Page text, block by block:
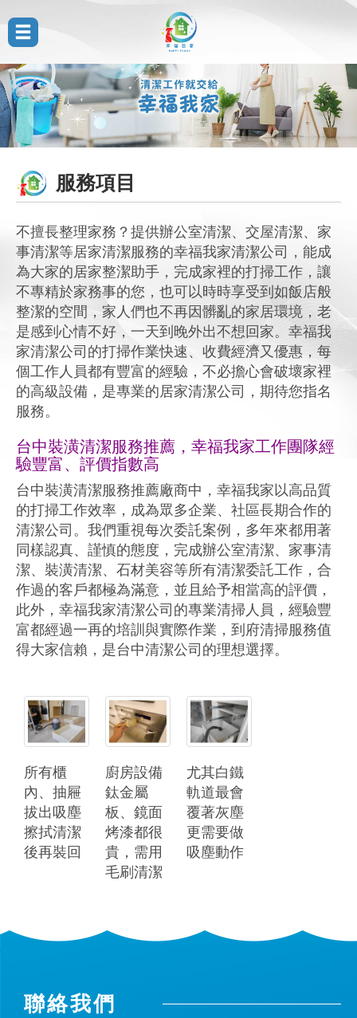
服務項目
不擅長整理家務？提供辦公室清潔、交屋清潔、家
事清潔等居家清潔服務的幸福我家清潔公司，能成
為大家的居家整潔助手，完成家裡的打掃工作，讓
不專精於家務事的您，也可以時時享受到如飯店般
整潔的空間，家人們也不再因髒亂的家居環境，老
是感到心情不好，一天到晚外出不想回家。幸福我
家清潔公司的打掃作業快速、收費經濟又優惠，每
個工作人員都有豐富的經驗，不必擔心會破壞家裡
的高級設備，是專業的居家清潔公司，期待您指名
服務。
台中裝潢清潔服務推薦，幸福我家工作團隊經
驗豐富、評價指數高
台中裝潢清潔服務推薦廠商中，幸福我家以高品質
的打掃工作效率，成為眾多企業、社區長期合作的
清潔公司。我們重視每次委託案例，多年來都用著
同樣認真、謹慎的態度，完成辦公室清潔、家事清
潔、裝潢清潔、石材美容等所有清潔委託工作，合
作過的客戶都極為滿意，並且給予相當高的評價，
此外，幸福我家清潔公司的專業清掃人員，經驗豐
富都經過一再的培訓與實際作業，到府清掃服務值
得大家信賴，是台中清潔公司的理想選擇。
所有櫃
內、抽屜
拔出吸塵
擦拭清潔
後再裝回
廚房設備
鈦金屬
板、鏡面
烤漆都很
貴，需用
毛刷清潔
尤其白鐵
軌道最會
覆著灰塵
更需要做
吸塵動作
聯絡我們